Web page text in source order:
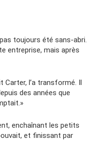
pas toujours été sans-abri.
entreprise, mais après
Carter, l’a transformé. Il
des années que
enchaînant les petits
et finissant par